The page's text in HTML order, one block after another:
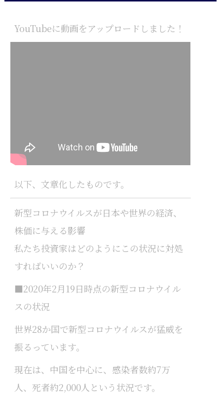
YouTubeに動画をアップロードしました！
以下、文章化したものです。
新型コロナウイルスが日本や世界の経済、
株価に与える影響
私たち投資家はどのようにこの状況に対処
すればいいのか？
■2020年2月19日時点の新型コロナウイル
スの状況
世界28か国で新型コロナウイルスが猛威を
振るっています。
現在は、中国を中心に、感染者数約7万
人、死者約2,000人という状況です。